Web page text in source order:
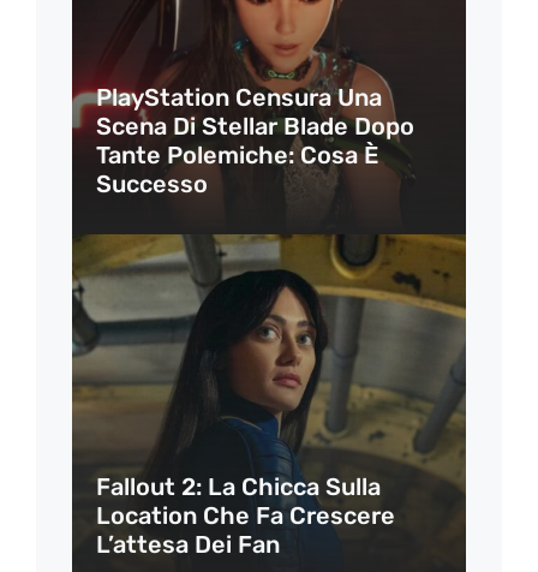
PlayStation Censura Una
Scena Di Stellar Blade Dopo
Tante Polemiche: Cosa È
Successo
Fallout 2: La Chicca Sulla
Location Che Fa Crescere
L’attesa Dei Fan